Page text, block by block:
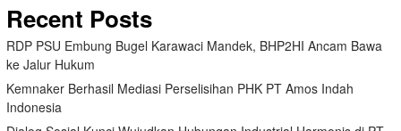
Recent Posts
RDP PSU Embung Bugel Karawaci Mandek, BHP2HI Ancam Bawa
ke Jalur Hukum
Kemnaker Berhasil Mediasi Perselisihan PHK PT Amos Indah
Indonesia